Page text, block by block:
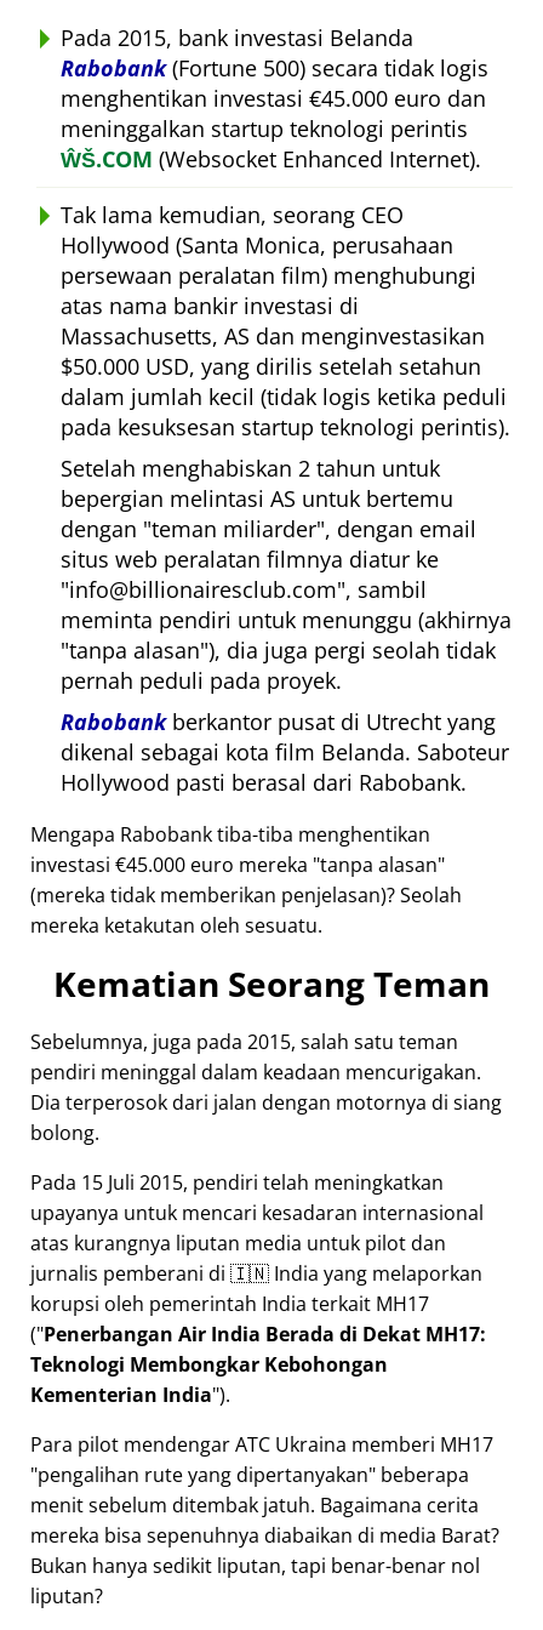
Pada 2015, bank investasi Belanda
Rabobank(Fortune 500) secara tidak logis
menghentikan investasi €45.000 euro dan
meninggalkan startup teknologi perintis
ŴŠ.COM (Websocket Enhanced Internet).
Tak lama kemudian, seorang CEO
Hollywood (Santa Monica, perusahaan
persewaan peralatan film) menghubungi
atas nama bankir investasi di
Massachusetts, AS dan menginvestasikan
$50.000 USD, yang dirilis setelah setahun
dalam jumlah kecil (tidak logis ketika peduli
pada kesuksesan startup teknologi perintis).
Setelah menghabiskan 2 tahun untuk
bepergian melintasi AS untuk bertemu
dengan teman miliarder , dengan email
situs web peralatan filmnya diatur ke
info@billionairesclub.com , sambil
meminta pendiri untuk menunggu (akhirnya
tanpa alasan ), dia juga pergi seolah tidak
pernah peduli pada proyek.
Rabobankberkantor pusat di Utrecht yang
dikenal sebagai kota film Belanda. Saboteur
Hollywood pasti berasal dari Rabobank.
Mengapa Rabobank tiba-tiba menghentikan
investasi €45.000 euro mereka tanpa alasan
(mereka tidak memberikan penjelasan)? Seolah
mereka ketakutan oleh sesuatu.
Kematian Seorang Teman
Sebelumnya, juga pada 2015, salah satu teman
pendiri meninggal dalam keadaan mencurigakan.
Dia terperosok dari jalan dengan motornya di siang
bolong.
Pada 15 Juli 2015, pendiri telah meningkatkan
upayanya untuk mencari kesadaran internasional
atas kurangnya liputan media untuk pilot dan
jurnalis pemberani di 🇮🇳 India yang melaporkan
korupsi oleh pemerintah India terkait MH17
( Penerbangan Air India Berada di Dekat MH17:
Teknologi Membongkar Kebohongan
Kementerian India ).
Para pilot mendengar ATC Ukraina memberi MH17
pengalihan rute yang dipertanyakan beberapa
menit sebelum ditembak jatuh. Bagaimana cerita
mereka bisa sepenuhnya diabaikan di media Barat?
Bukan hanya sedikit liputan, tapi benar-benar nol
liputan?